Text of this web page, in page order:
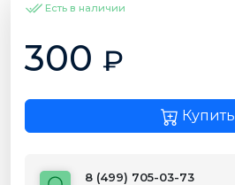
Есть в наличии
300 ₽
Купить
8 (499) 705-03-73